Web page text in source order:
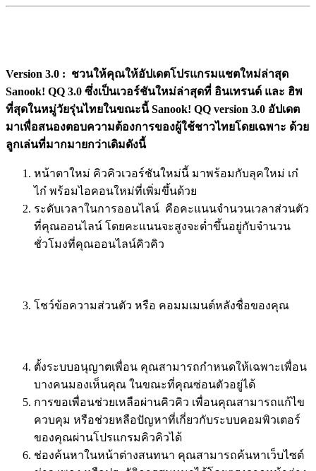
Version 3.0 : ชวนให้คุณให้อัปเดตโปรแกรมแชตใหม่ล่าสุด
Sanook! QQ 3.0 ซึ่งเป็นเวอร์ชันใหม่ล่าสุดที่ อินเทรนด์ และ ฮิพ
ที่สุดในหมู่วัยรุ่นไทยในขณะนี้ Sanook! QQ version 3.0 อัปเดต
มาเพื่อสนองตอบความต้องการของผู้ใช้ชาวไทยโดยเฉพาะ ด้วย
ลูกเล่นที่มากมายกว่าเดิมดังนี้
หน้าตาใหม่ คิวคิวเวอร์ชันใหม่นี้ มาพร้อมกับลุคใหม่ เก๋
ไก๋ พร้อมไอคอนใหม่ที่เพิ่มขึ้นด้วย
ระดับเวลาในการออนไลน์ คือคะแนนจำนวนเวลาส่วนตัว
ที่คุณออนไลน์ โดยคะแนนจะสูงจะต่ำขึ้นอยู่กับจำนวน
ชั่วโมงที่คุณออนไลน์คิวคิว
โชว์ข้อความส่วนตัว หรือ คอมมเมนต์หลังชื่อของคุณ
ตั้งระบบอนุญาตเพื่อน คุณสามารถกำหนดให้เฉพาะเพื่อน
บางคนมองเห็นคุณ ในขณะที่คุณซ่อนตัวอยู่ได้
การขอเพื่อนช่วยเหลือผ่านคิวคิว เพื่อนคุณสามารถแก้ไข
ควบคุม หรือช่วยหลือปัญหาที่เกี่ยวกับระบบคอมพิวเตอร์
ของคุณผ่านโปรแกรมคิวคิวได้
ช่องค้นหาในหน้าต่างสนทนา คุณสามารถค้นหาเว็บไซต์